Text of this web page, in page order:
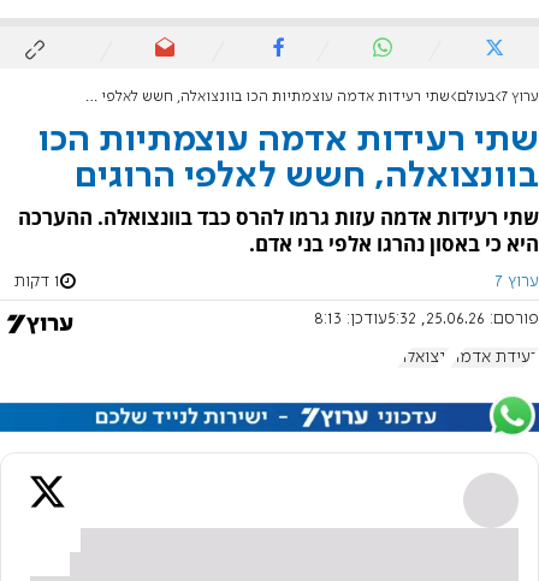
ערוץ 7 בעולם שתי רעידות אדמה עוצמתיות הכו בוונצואלה, חשש לאלפי הרוגים
שתי רעידות אדמה עוצמתיות הכו
בוונצואלה, חשש לאלפי הרוגים
שתי רעידות אדמה עזות גרמו להרס כבד בוונצואלה. ההערכה
היא כי באסון נהרגו אלפי בני אדם.
ערוץ 7 1 דקות
פורסם: 25.06.26, 5:32 עודכן: 8:13
רעידת אדמה ונצואלה